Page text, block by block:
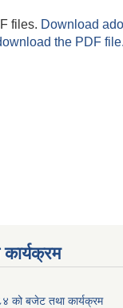
files. Download
the PDF file.
को बजेट तथा कार्यक्रम